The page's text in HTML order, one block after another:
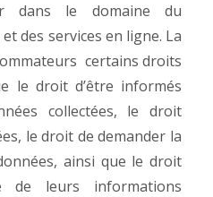
dans le domaine du
et des services en ligne. La
certains droits
le droit d’être informés
collectées, le droit
le droit de demander la
ainsi que le droit
leurs informations